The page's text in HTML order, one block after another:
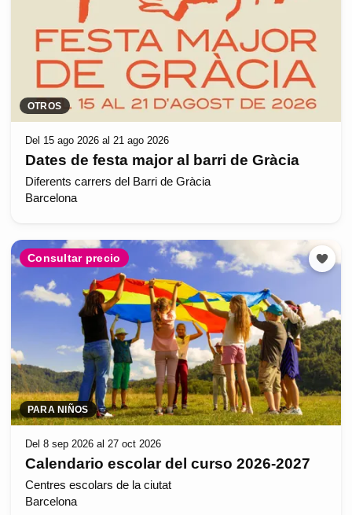
OTROS
Del 15 ago 2026 al 21 ago 2026
Dates de festa major al barri de Gràcia
Diferents carrers del Barri de Gràcia
Barcelona
Consultar precio
PARA NIÑOS
Del 8 sep 2026 al 27 oct 2026
Calendario escolar del curso 2026-2027
Centres escolars de la ciutat
Barcelona